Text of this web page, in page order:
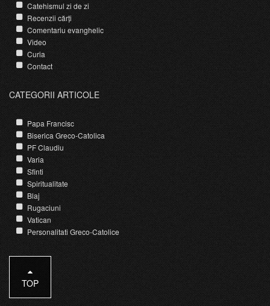
Catehismul zi de zi
Recenzii cărți
Comentariu evanghelic
Video
Curia
Contact
CATEGORII ARTICOLE
Papa Francisc
Biserica Greco-Catolica
PF Claudiu
Varia
Sfinti
Spiritualitate
Blaj
Rugaciuni
Vatican
Personalitati Greco-Catolice
TOP